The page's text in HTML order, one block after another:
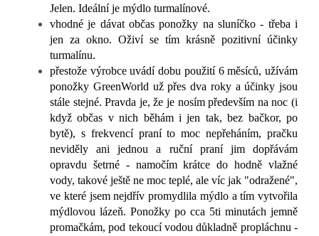
Jelen. Ideální je mýdlo turmalínové.
vhodné je dávat občas ponožky na sluníčko - třeba i
jen za okno. Oživí se tím krásně pozitivní účinky
turmalínu.
přestože výrobce uvádí dobu použití 6 měsíců, užívám
ponožky GreenWorld už přes dva roky a účinky jsou
stále stejné. Pravda je, že je nosím především na noc (i
když občas v nich běhám i jen tak, bez bačkor, po
bytě), s frekvencí praní to moc nepřeháním, pračku
neviděly ani jednou a ruční praní jim dopřávám
opravdu šetrné - namočím krátce do hodně vlažné
vody, takové ještě ne moc teplé, ale víc jak "odražené",
ve které jsem nejdřív promydlila mýdlo a tím vytvořila
mýdlovou lázeň. Ponožky po cca 5ti minutách jemně
promačkám, pod tekoucí vodou důkladně propláchnu -